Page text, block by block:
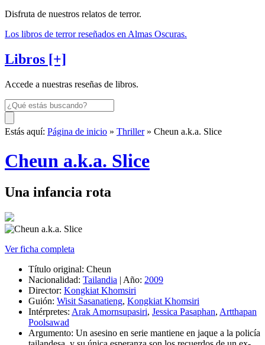
Disfruta de nuestros relatos de terror.
Los libros de terror reseñados en Almas Oscuras.
Libros [+]
Accede a nuestras reseñas de libros.
Estás aquí: Página de inicio » Thriller» Cheun a.k.a. Slice
Cheun a.k.a. Slice
Una infancia rota
Ver ficha completa
Título original: Cheun
Nacionalidad: Tailandia | Año: 2009
Director: Kongkiat Khomsiri
Guión: Wisit Sasanatieng, Kongkiat Khomsiri
Intérpretes: Arak Amornsupasiri, Jessica Pasaphan, Artthapan
Poolsawad
Argumento: Un asesino en serie mantiene en jaque a la policía